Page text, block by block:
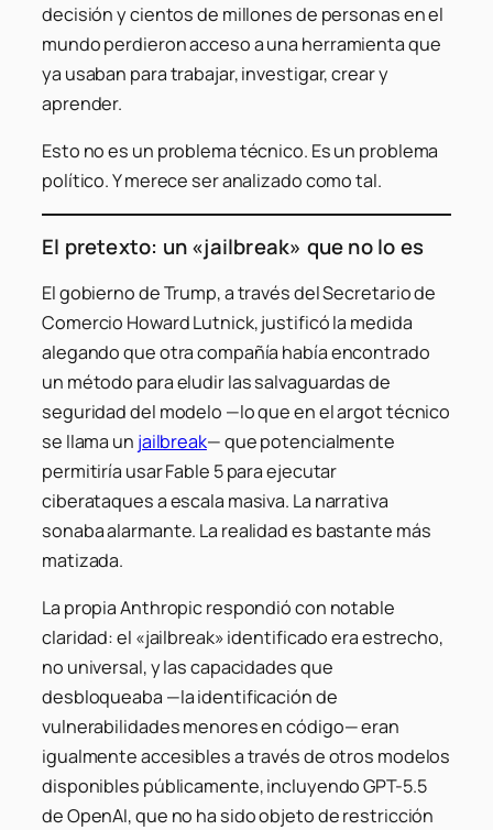
decisión y cientos de millones de personas en el
mundo perdieron acceso a una herramienta que
ya usaban para trabajar, investigar, crear y
aprender.
Esto no es un problema técnico. Es un problema
político. Y merece ser analizado como tal.
El pretexto: un «jailbreak» que no lo es
El gobierno de Trump, a través del Secretario de
Comercio Howard Lutnick, justificó la medida
alegando que otra compañía había encontrado
un método para eludir las salvaguardas de
seguridad del modelo —lo que en el argot técnico
se llama un jailbreak— que potencialmente
permitiría usar Fable 5 para ejecutar
ciberataques a escala masiva. La narrativa
sonaba alarmante. La realidad es bastante más
matizada.
La propia Anthropic respondió con notable
claridad: el «jailbreak» identificado era estrecho,
no universal, y las capacidades que
desbloqueaba —la identificación de
vulnerabilidades menores en código— eran
igualmente accesibles a través de otros modelos
disponibles públicamente, incluyendo GPT-5.5
de OpenAI, que no ha sido objeto de restricción